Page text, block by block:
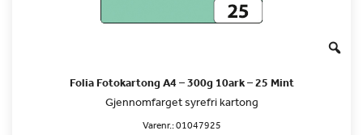
Folia Fotokartong A4 – 300g 10ark – 25 Mint
Gjennomfarget syrefri kartong
Varenr.:01047925